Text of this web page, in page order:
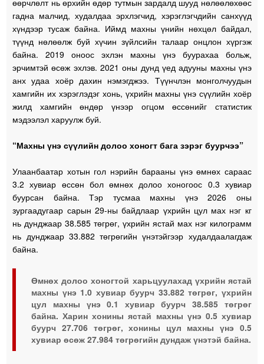
өөрчлөлт нь өрхийн өдөр тутмын зардалд шууд нөлөөлөхөөс
гадна малчид, худалдаа эрхлэгчид, хэрэглэгчдийн санхүүд
хүндээр тусаж байна. Иймд махны үнийн нөхцөл байдал,
түүнд нөлөөлж буй хүчин зүйлсийн талаар онцлон хүргэж
байна. 2019 оноос эхлэн махны үнэ буурахаа больж,
эрчимтэй өсөж эхлэв. 2021 оны дунд үед адууны махны үнэ
анх удаа хоёр дахин нэмэгджээ. Түүнчлэн монголчуудын
хамгийн их хэрэглэдэг хонь, үхрийн махны үнэ сүүлийн хоёр
жилд хамгийн өндөр үнээр огцом өссөнийг статистик
мэдээлэл харуулж буй.
“Махны үнэ сүүлийн долоо хоногт бага зэрэг буурчээ”
Улаанбаатар хотын гол нэрийн барааны үнэ өмнөх сараас
3.2 хувиар өссөн бол өмнөх долоо хоногоос 0.3 хувиар
буурсан байна. Тэр тусмаа махны үнэ 2026 оны
зургаадугаар сарын 29-ны байдлаар үхрийн цул мах нэг кг
нь дунджаар 38.585 төгрөг, үхрийн ястай мах нэг килограмм
нь дунджаар 33.882 төгрөгийн үнэтэйгээр худалдаалагдаж
байна.
Өмнөх долоо хоногтой харьцуулахад үхрийн ястай
махны үнэ 1.0 хувиар буурч 33.882 төгрөг, үхрийн
цул махны үнэ 0.1 хувиар буурч 38.585 төгрөг
байна. Харин хонины ястай махны үнэ 0.5 хувиар
буурч 27.706 төгрөг, хонины цул махны үнэ 0.5
хувиар өсөж 27.984 төгрөгийн дундаж үнэтэй байна.